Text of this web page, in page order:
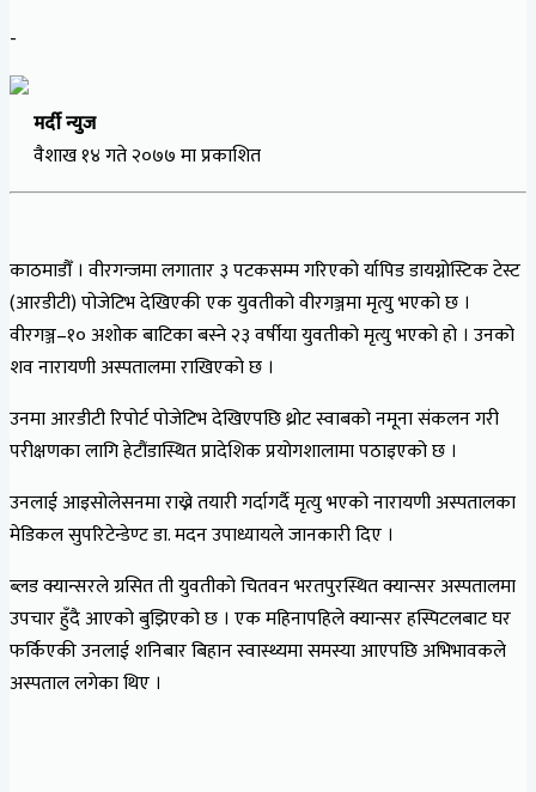
-
मर्दी न्युज
वैशाख १४ गते २०७७ मा प्रकाशित
काठमाडौँ । वीरगन्जमा लगातार ३ पटकसम्म गरिएको र्यापिड डायग्नोस्टिक टेस्ट
(आरडीटी) पोजेटिभ देखिएकी एक युवतीको वीरगञ्जमा मृत्यु भएको छ ।
वीरगञ्ज–१० अशोक बाटिका बस्ने २३ वर्षीया युवतीको मृत्यु भएको हो । उनको
शव नारायणी अस्पतालमा राखिएको छ ।
उनमा आरडीटी रिपोर्ट पोजेटिभ देखिएपछि थ्रोट स्वाबको नमूना संकलन गरी
परीक्षणका लागि हेटौंडास्थित प्रादेशिक प्रयोगशालामा पठाइएको छ ।
उनलाई आइसोलेसनमा राख्ने तयारी गर्दागर्दै मृत्यु भएको नारायणी अस्पतालका
मेडिकल सुपरिटेन्डेण्ट डा. मदन उपाध्यायले जानकारी दिए ।
ब्लड क्यान्सरले ग्रसित ती युवतीको चितवन भरतपुरस्थित क्यान्सर अस्पतालमा
उपचार हुँदै आएको बुझिएको छ । एक महिनापहिले क्यान्सर हस्पिटलबाट घर
फर्किएकी उनलाई शनिबार बिहान स्वास्थ्यमा समस्या आएपछि अभिभावकले
अस्पताल लगेका थिए ।